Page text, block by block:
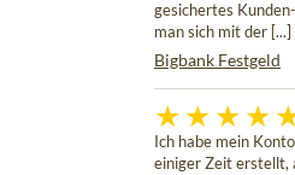
gesichertes
man sich mit der [...]
Bigbank Festgeld
Ich habe mein
einiger Zeit erstellt,